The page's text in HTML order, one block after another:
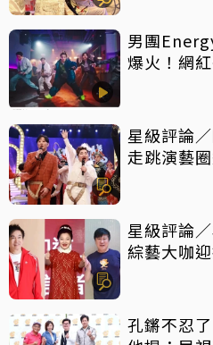
男團
爆火！網
星級評論
走跳演藝
星級評論
綜藝大咖
孔鏘不忍